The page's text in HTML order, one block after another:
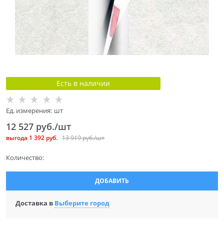
Есть в наличии
Ед. измерения: шт
13 919 руб./шт
12 527 руб./шт
выгода 1 392 руб.
Количество:
ДОБАВИТЬ
Доставка в Выберите город